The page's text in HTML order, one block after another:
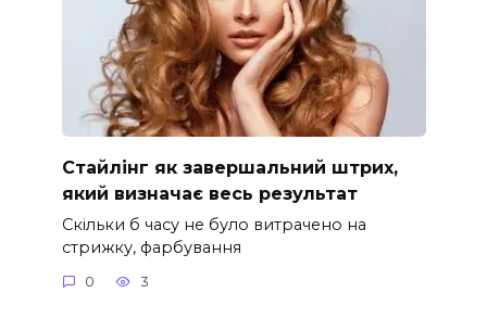
Стайлінг як завершальний штрих,
який визначає весь результат
Скільки б часу не було витрачено на
стрижку, фарбування
0 3